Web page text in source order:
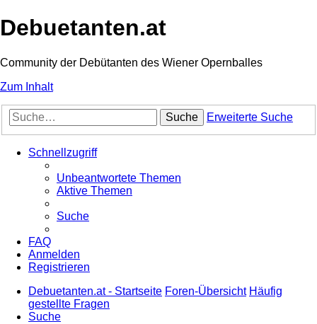
Debuetanten.at
Community der Debütanten des Wiener Opernballes
Zum Inhalt
Suche Erweiterte Suche
Schnellzugriff
Unbeantwortete Themen
Aktive Themen
Suche
FAQ
Anmelden
Registrieren
Debuetanten.at - Startseite Foren-Übersicht Häufig
gestellte Fragen
Suche